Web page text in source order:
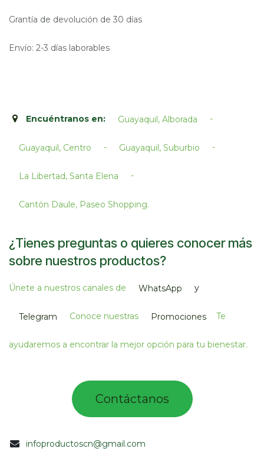
Grantía de devolución de 30 días
Envío: 2-3 días laborables
Encuéntranos en: Guayaquil, Alborada -
Guayaquil, Centro - Guayaquil, Suburbio -
La Libertad, Santa Elena -
Cantón Daule, Paseo Shopping.​
¿Tienes preguntas o quieres conocer más
sobre nuestros productos?
Únete a nuestros canales de WhatsApp y
Telegram Conoce nuestras Promociones Te
ayudaremos a encontrar la mejor opción para tu bienestar.
infoproductoscn@gmail.com
Contác​tano​​​s​​​​​